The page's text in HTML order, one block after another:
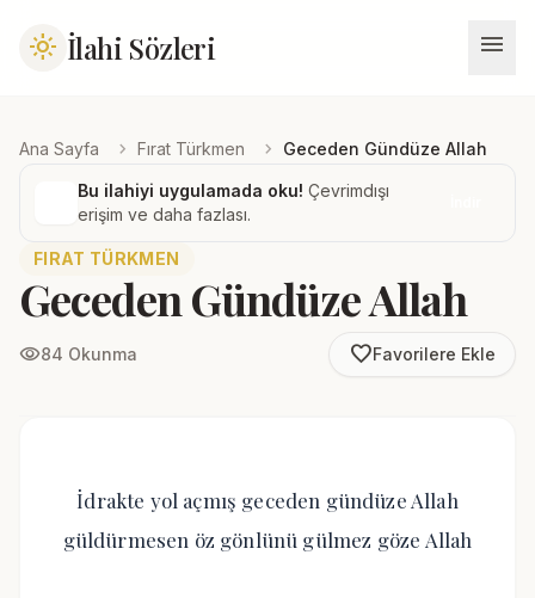
light_mode İlahi Sözleri menu
Ana Sayfa chevron_right Fırat Türkmen chevron_right Geceden Gündüze Allah
Bu ilahiyi uygulamada oku! Çevrimdışı
erişim ve daha fazlası.
FIRAT TÜRKMEN
Geceden Gündüze Allah
visibility84 Okunma favorite_borderFavorilere Ekle
İdrakte yol açmış geceden gündüze Allah
güldürmesen öz gönlünü gülmez göze Allah